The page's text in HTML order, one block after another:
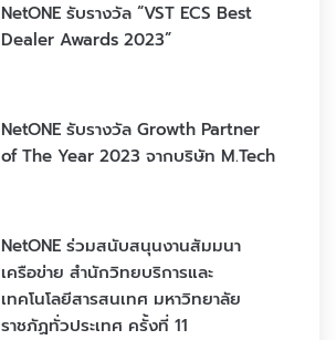
NetONE รับรางวัล “VST ECS Best
Dealer Awards 2023”
NetONE รับรางวัล Growth Partner
of The Year 2023 จากบริษัท M.Tech
NetONE ร่วมสนับสนุนงานสัมมนา
เครือข่าย สำนักวิทยบริการและ
เทคโนโลยีสารสนเทศ มหาวิทยาลัย
ราชภัฏทั่วประเทศ ครั้งที่ 11